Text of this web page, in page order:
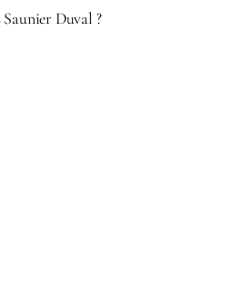
Duval ?